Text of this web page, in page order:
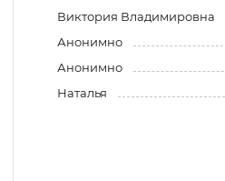
Виктория Владимировна
Анонимно
Анонимно
Наталья